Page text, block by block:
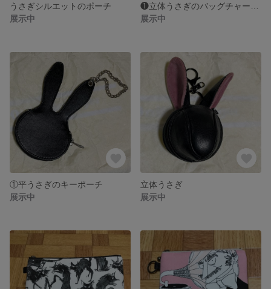
うさぎシルエットのポーチ
展示中
展示中
①平うさぎのキーポーチ
展示中
立体うさぎ
展示中